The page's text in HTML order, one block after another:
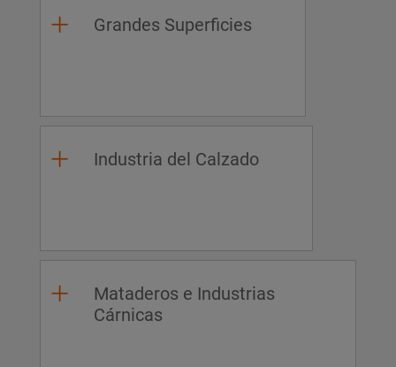
Grandes Superficies
Industria del Calzado
Mataderos e Industrias
Cárnicas